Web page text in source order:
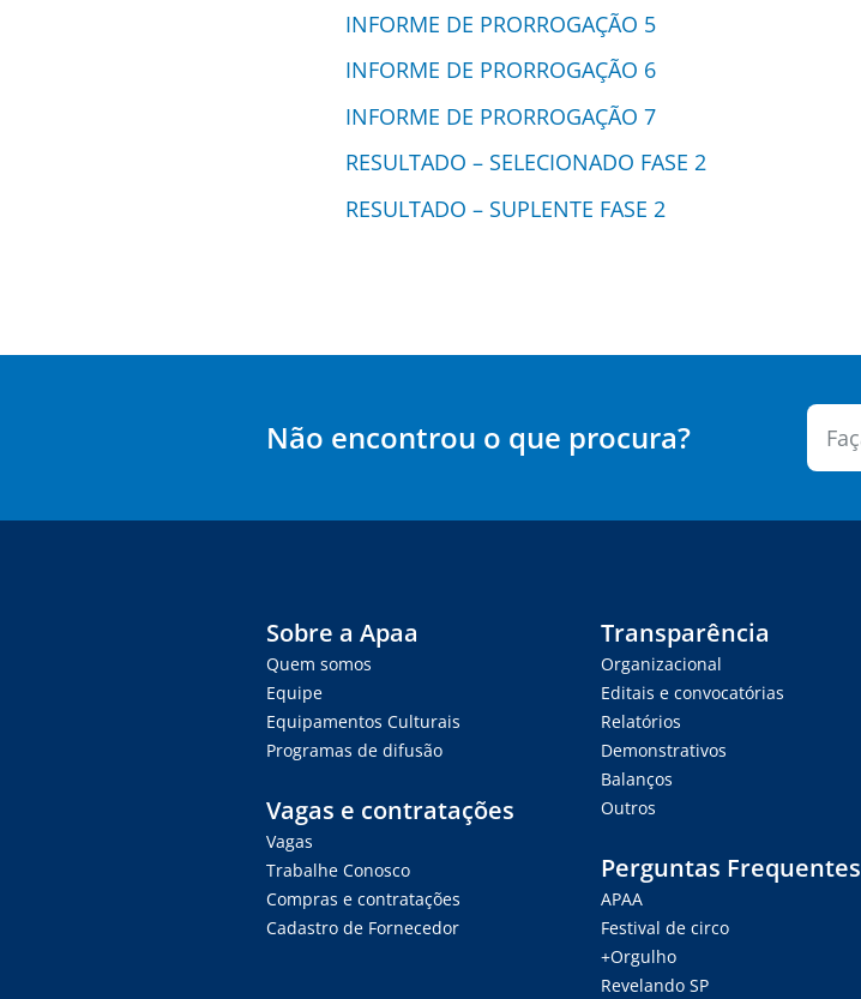
INFORME DE PRORROGAÇÃO 5
INFORME DE PRORROGAÇÃO 6
INFORME DE PRORROGAÇÃO 7
RESULTADO – SELECIONADO FASE 2
RESULTADO – SUPLENTE FASE 2
Não encontrou o que procura?
Sobre a Apaa
Quem somos
Equipe
Equipamentos Culturais
Programas de difusão
Vagas e contratações
Vagas
Trabalhe Conosco
Compras e contratações
Cadastro de Fornecedor
Transparência
Organizacional
Editais e convocatórias
Relatórios
Demonstrativos
Balanços
Outros
Perguntas Frequentes
APAA
Festival de circo
+Orgulho
Revelando SP